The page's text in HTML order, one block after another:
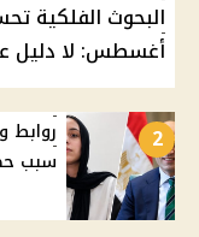
أغسطس: لا دليل
2
روابط
سبب حصول